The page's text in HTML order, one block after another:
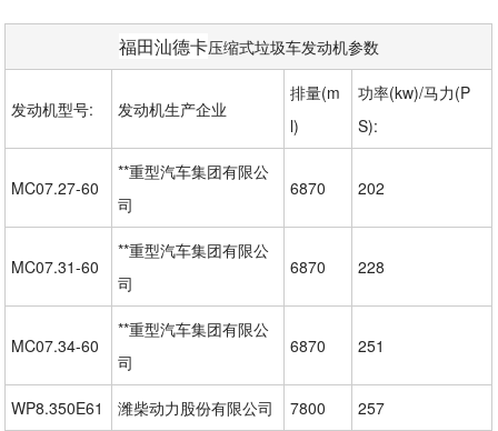
福田汕德卡压缩式垃圾车发动机参数
发动机型号: 发动机生产企业
排量(m
l)
功率(kw)/马力(P
S):
MC07.27-60
**重型汽车集团有限公
司
6870 202
MC07.31-60
**重型汽车集团有限公
司
6870 228
MC07.34-60
**重型汽车集团有限公
司
6870 251
WP8.350E61 潍柴动力股份有限公司 7800 257